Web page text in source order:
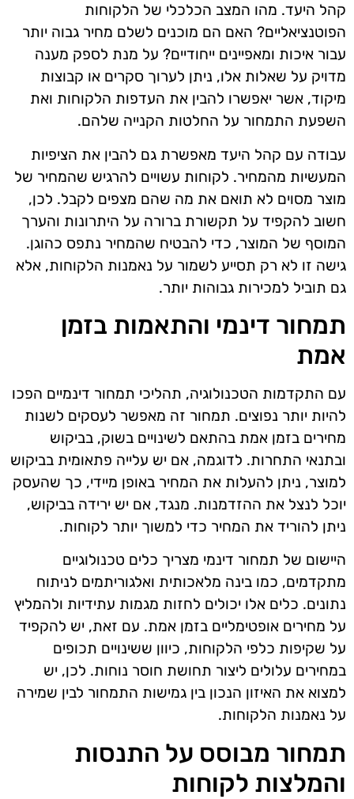
קהל היעד. מהו המצב הכלכלי של הלקוחות
הפוטנציאליים? האם הם מוכנים לשלם מחיר גבוה יותר
עבור איכות ומאפיינים ייחודיים? על מנת לספק מענה
מדויק על שאלות אלו, ניתן לערוך סקרים או קבוצות
מיקוד, אשר יאפשרו להבין את העדפות הלקוחות ואת
השפעת התמחור על החלטות הקנייה שלהם.
עבודה עם קהל היעד מאפשרת גם להבין את הציפיות
המעשיות מהמחיר. לקוחות עשויים להרגיש שהמחיר של
מוצר מסוים לא תואם את מה שהם מצפים לקבל. לכן,
חשוב להקפיד על תקשורת ברורה על היתרונות והערך
המוסף של המוצר, כדי להבטיח שהמחיר נתפס כהוגן.
גישה זו לא רק תסייע לשמור על נאמנות הלקוחות, אלא
גם תוביל למכירות גבוהות יותר.
תמחור דינמי והתאמות בזמן
אמת
עם התקדמות הטכנולוגיה, תהליכי תמחור דינמיים הפכו
להיות יותר נפוצים. תמחור זה מאפשר לעסקים לשנות
מחירים בזמן אמת בהתאם לשינויים בשוק, בביקוש
ובתנאי התחרות. לדוגמה, אם יש עלייה פתאומית בביקוש
למוצר, ניתן להעלות את המחיר באופן מיידי, כך שהעסק
יוכל לנצל את ההזדמנות. מנגד, אם יש ירידה בביקוש,
ניתן להוריד את המחיר כדי למשוך יותר לקוחות.
היישום של תמחור דינמי מצריך כלים טכנולוגיים
מתקדמים, כמו בינה מלאכותית ואלגוריתמים לניתוח
נתונים. כלים אלו יכולים לחזות מגמות עתידיות ולהמליץ
על מחירים אופטימליים בזמן אמת. עם זאת, יש להקפיד
על שקיפות כלפי הלקוחות, כיוון ששינויים תכופים
במחירים עלולים ליצור תחושת חוסר נוחות. לכן, יש
למצוא את האיזון הנכון בין גמישות התמחור לבין שמירה
על נאמנות הלקוחות.
תמחור מבוסס על התנסות
והמלצות לקוחות